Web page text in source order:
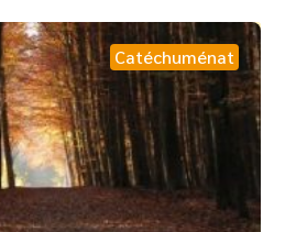
Catéchuménat